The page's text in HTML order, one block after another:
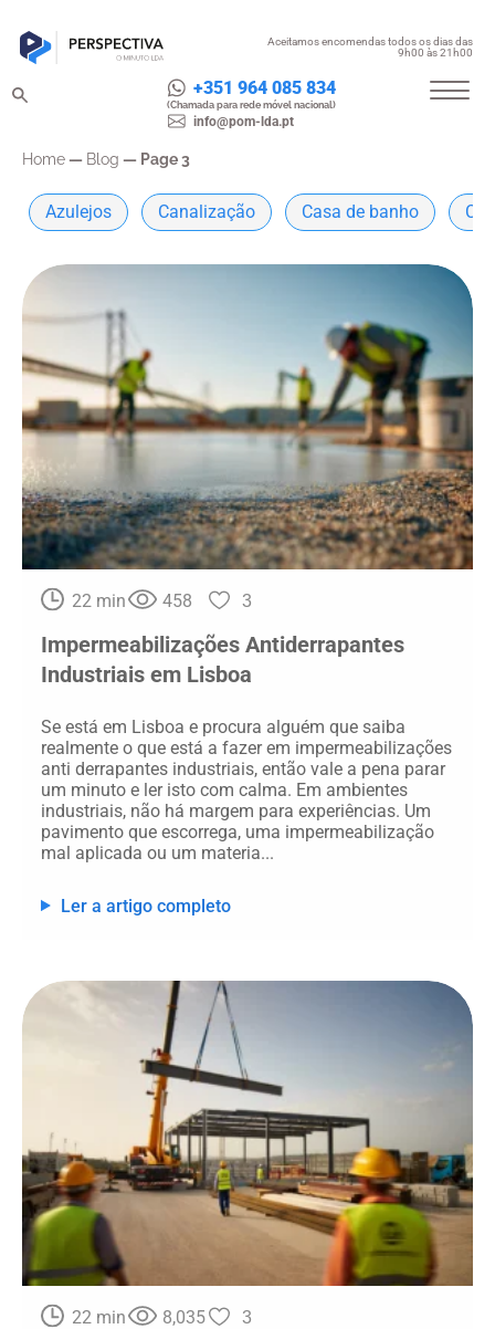
Aceitamos encomendas todos os dias das
9h00 às 21h00
+351 964 085 834
info@pom-lda.pt
(Chamada para rede móvel nacional)
Home— Blog — Page 3
Azulejos Canalização Casa de banho
22 min 458 3
Impermeabilizações Antiderrapantes
Industriais em Lisboa
Se está em Lisboa e procura alguém que saiba
realmente o que está a fazer em impermeabilizações
anti derrapantes industriais, então vale a pena parar
um minuto e ler isto com calma. Em ambientes
industriais, não há margem para experiências. Um
pavimento que escorrega, uma impermeabilização
mal aplicada ou um materia...
Ler a artigo completo
22 min 8,035 3